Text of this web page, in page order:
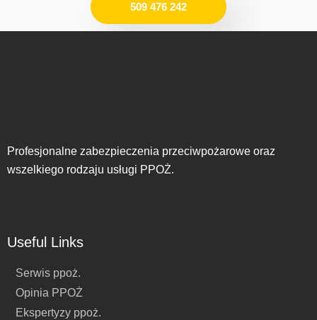
509 476 242
Profesjonalne zabezpieczenia przeciwpożarowe oraz
wszelkiego rodzaju usługi PPOŻ.
Useful Links
Serwis ppoż.
Opinia PPOŻ
Ekspertyzy ppoż.